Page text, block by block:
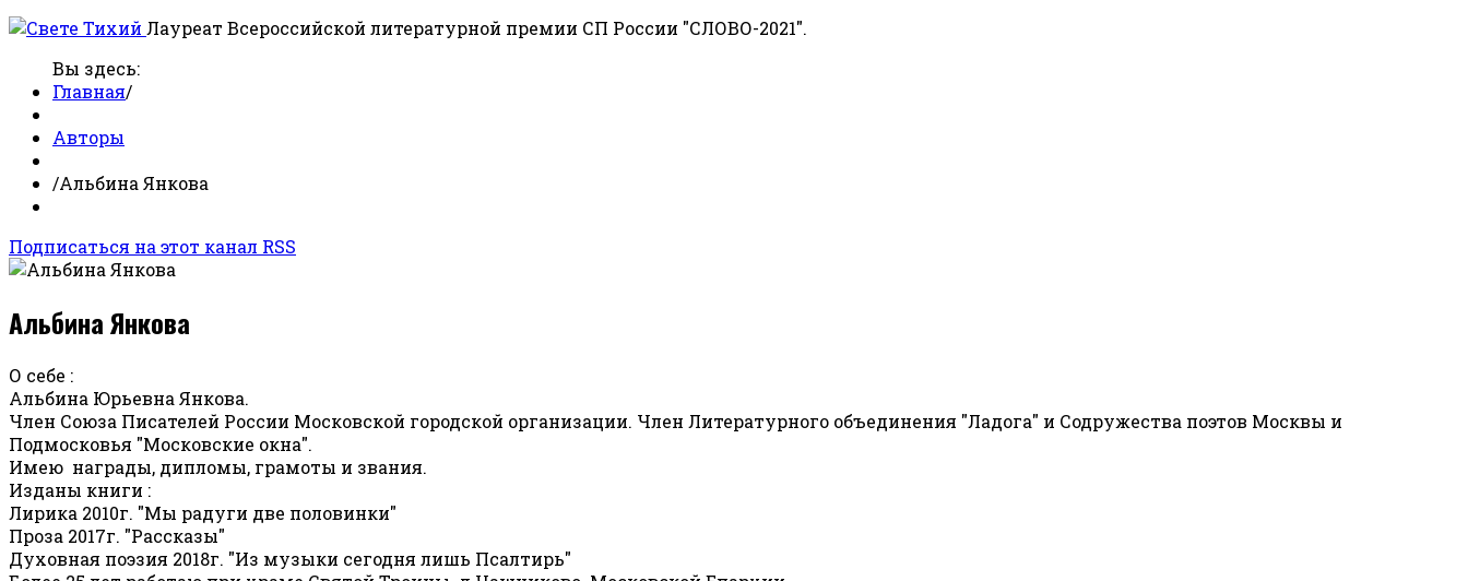
Лауреат Всероссийской литературной премии СП России "СЛОВО-2021".
Вы здесь:
Главная/
Авторы
/Альбина Янкова
Подписаться на этот канал RSS
Альбина Янкова
О себе :
Альбина Юрьевна Янкова.
Член Союза Писателей России Московской городской организации. Член Литературного объединения "Ладога" и Содружества поэтов Москвы и
Подмосковья "Московские окна".
Имею награды, дипломы, грамоты и звания.
Изданы книги :
Лирика 2010г. "Мы радуги две половинки"
Проза 2017г. "Рассказы"
Духовная поэзия 2018г. "Из музыки сегодня лишь Псалтирь"